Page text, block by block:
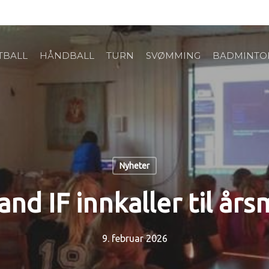
HÅNDBALL TURN SVØMMING
Nyheter
IF innkaller til
9. februar 2026